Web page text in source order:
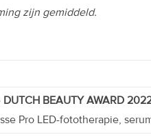
zijn gemiddeld.
DUTCH BEAUTY AWARD
Pro LED-fototherapie,